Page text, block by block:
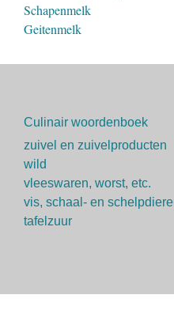
Schapenmelk
Geitenmelk
Culinair woordenboek
zuivel en zuivelproducten
wild
vleeswaren, worst, etc.
vis, schaal- en
tafelzuur